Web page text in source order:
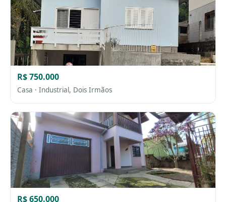
R$ 750.000
Casa · Industrial, Dois Irmãos
R$ 650.000